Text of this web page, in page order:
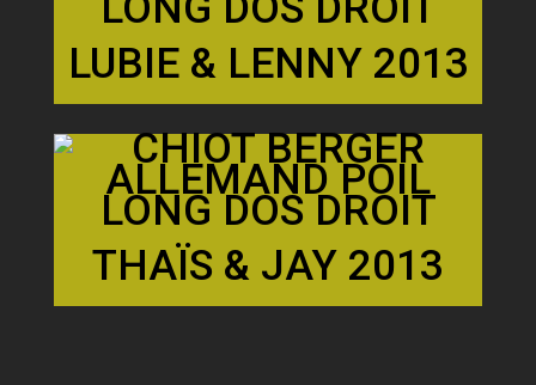
LUBIE & LENNY 2013
THAÏS & JAY 2013